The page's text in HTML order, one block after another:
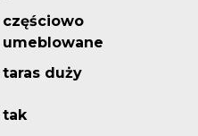
częściowo
umeblowane
taras duży
tak